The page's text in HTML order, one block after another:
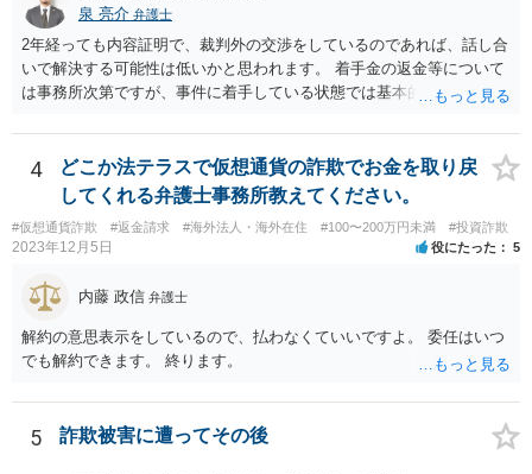
泉 亮介 弁護士
2年経っても内容証明で、裁判外の交渉をしているのであれば、話し合
いで解決する可能性は低いかと思われます。 着手金の返金等について
は事務所次第ですが、事件に着手している状態では基本的に返金に応
は、現状や今後どう動くのか、回収可能性についてどのような見込み
か等疑問や不安に思っていることは確認をされた方が良いでしょう。
4
どこか法テラスで仮想通貨の詐欺でお金を取り戻
してくれる弁護士事務所教えてください。
#仮想通貨詐欺 #返金請求 #海外法人・海外在住 #100〜200万円未満 #投資詐欺
2023年12月5日 役にたった 5
内藤 政信 弁護士
解約の意思表示をしているので、払わなくていいですよ。 委任はいつ
でも解約できます。 終ります。
5 詐欺被害に遭ってその後